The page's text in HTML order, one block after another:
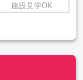
施設見学OK